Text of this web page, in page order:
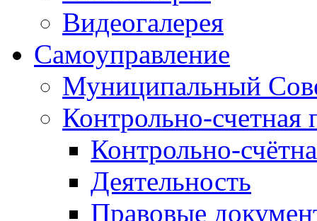
Видеогалерея
Самоуправление
Муниципальный
Контрольно-счетная
Контрольно-
Деятельность
Правовые